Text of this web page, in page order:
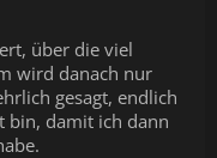
über die viel
wird danach nur
gesagt, endlich
bin, damit ich dann